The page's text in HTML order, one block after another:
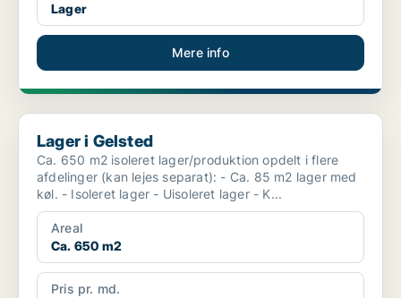
Lager
Mere info
Lager i Gelsted
Lager i Gelsted
Ca. 650 m2 isoleret lager/produktion opdelt i flere
afdelinger (kan lejes separat): - Ca. 85 m2 lager med
køl. - Isoleret lager - Uisoleret lager - K...
Areal
Ca. 650 m2
Pris pr. md.